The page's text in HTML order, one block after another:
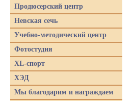
Продюсерский центр
Невская сечь
Учебно-методический центр
Фотостудия
XL-спорт
ХЭД
Мы благодарим и награждаем